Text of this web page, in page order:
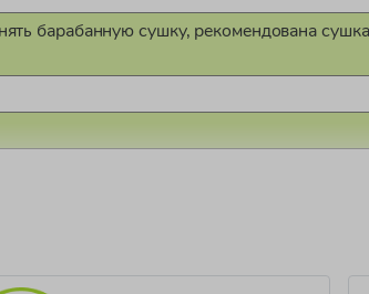
барабанную сушку, рекомендована